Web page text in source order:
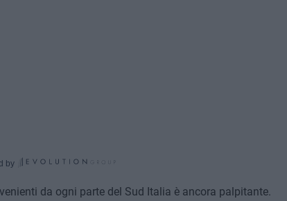
by
da ogni parte del Sud Italia è ancora palpitante.